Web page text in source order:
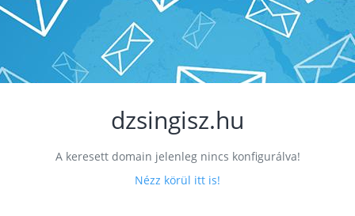
dzsingisz.hu
A keresett domain jelenleg nincs konfigurálva!
Nézz körül itt is!